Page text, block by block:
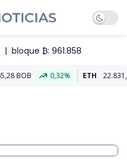
| bloque ₿: 961.858
0,32% ETH 22.831,52 BOB